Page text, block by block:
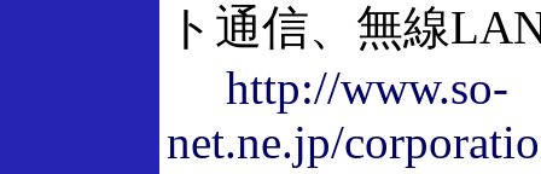
ト通信、無線
http://www.so-
net.ne.jp/